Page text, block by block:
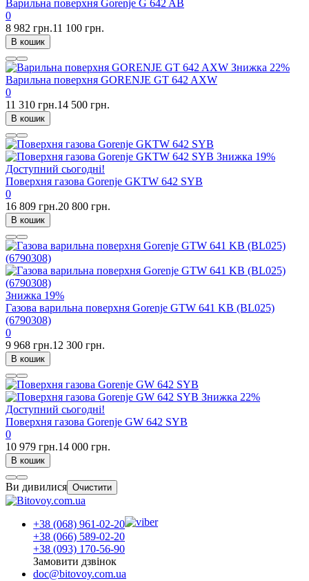
Варильна поверхня Gorenje G 642 AB
0
8 982 грн.11 100 грн.
В кошик
Знижка 22%
Варильна поверхня GORENJE GT 642 AXW
0
11 310 грн.14 500 грн.
В кошик
Знижка 19%
Доступний сьогодні!
Поверхня газова Gorenje GKTW 642 SYB
0
16 809 грн.20 800 грн.
В кошик
Знижка 19%
Газова варильна поверхня Gorenje GTW 641 KB (BL025)
(6790308)
0
9 968 грн.12 300 грн.
В кошик
Знижка 22%
Доступний сьогодні!
Поверхня газова Gorenje GW 642 SYB
0
10 979 грн.14 000 грн.
В кошик
Ви дивилися Очистити
+38 (068) 961-02-20
+38 (066) 589-02-20
+38 (093) 170-56-90
Замовити дзвінок
doc@bitovoy.com.ua